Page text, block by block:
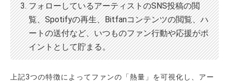
フォローしているアーティストのSNS投稿の閲
覧、Spotifyの再生、Bitfanコンテンツの閲覧、ハ
ートの送付など、いつものファン行動や応援がポ
イントとして貯まる。
上記3つの特徴によってファンの「熱量」を可視化し、アー